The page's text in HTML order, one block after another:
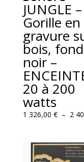
JUNGLE –
Gorille en
gravure
bois, fond
noir –
20 à 200
watts
1 326,00 € – 2